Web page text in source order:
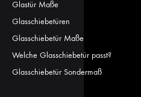
Glastür Maße
Glasschiebetüren
Glasschiebetür Maße
Welche Glasschiebetür passt?
Glasschiebetür Sondermaß